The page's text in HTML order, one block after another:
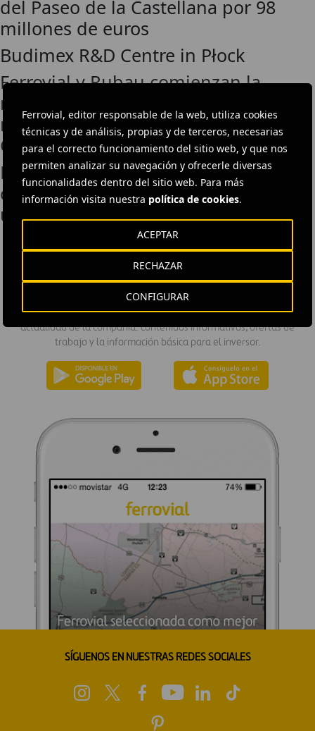
Ferrovial, editor responsable de la web, utiliza cookies
técnicas y de análisis, propias y de terceros, necesarias
para el correcto funcionamiento del sitio web, y que nos
permiten analizar su navegación y ofrecerle diversas
funcionalidades dentro del sitio web. Para más
información visita nuestra política de cookies.
CONFIGURAR
RECHAZAR
ACEPTAR
del Paseo de la Castellana por 98
millones de euros
Budimex R&D Centre in Płock
Ferrovial y Rubau comienzan la
rehabilitación y ampliación de la
mayor planta potabilizadora de
Cataluña
Ferrovial logra su mayor contrato de
construcción en el Reino Unido con
un proyecto de alta velocidad
DESCÁRGATE NUESTRA APP
La aplicación de Ferrovial proporciona acceso inmediato a toda la
actualidad de la compañía: contenidos informativos, ofertas de
trabajo y la información básica para el inversor.
SÍGUENOS EN NUESTRAS REDES SOCIALES